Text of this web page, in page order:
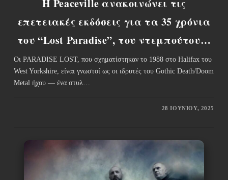
Η Peaceville ανακοινώνει τις
επετειακές εκδόσεις για τα 35 χρόνια
του “Lost Paradise”, του ντεμπούτου…
Οι PARADISE LOST, που σχηματίστηκαν το 1988 στο Halifax του
West Yorkshire, είναι γνωστοί ως οι ιδρυτές του Gothic Death/Doom
Metal ήχου — ένα στυλ…
28 ΙΟΥΝΊΟΥ, 2025